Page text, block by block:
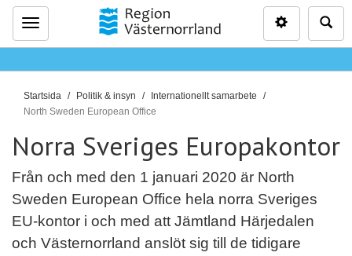
Meny
D
u
ä
r
h
ä
r
:
Startsida Politik & insyn
Internationellt samarbete
North Sweden European Office
Norra Sveriges Europakontor
Från och med den 1 januari 2020 är North
Sweden European Office hela norra Sveriges
EU-kontor i och med att Jämtland Härjedalen
och Västernorrland anslöt sig till de tidigare